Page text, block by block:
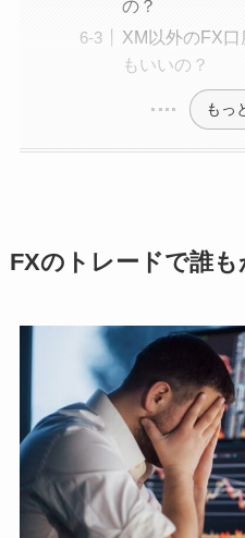
の？
XM以外のFX
もいいの？
もっ
FXのトレードで誰も